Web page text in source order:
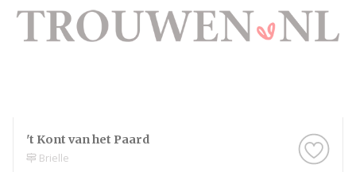
't Kont van het Paard
Brielle